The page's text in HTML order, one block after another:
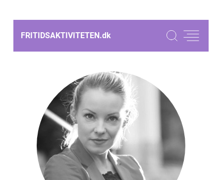
FRITIDSAKTIVITETEN.dk